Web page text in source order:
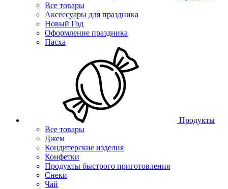
Все товары
Аксессуары для праздника
Новый Год
Оформление праздника
Пасха
Продукты
Все товары
Джем
Кондитерские изделия
Конфетки
Продукты быстрого приготовления
Снеки
Чай